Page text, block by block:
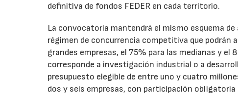
definitiva de fondos FEDER en cada territorio.
La convocatoria mantendrá el mismo esquema
régimen de concurrencia competitiva que podrán
grandes empresas, el 75% para las medianas y el
corresponde a investigación industrial o a
presupuesto elegible de entre uno y cuatro
dos y seis empresas, con participación